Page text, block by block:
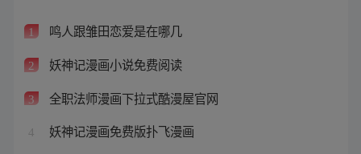
1 鸣人跟雏田恋爱是在哪几
2 妖神记漫画小说免费阅读
3 全职法师漫画下拉式酷漫屋官网
4 妖神记漫画免费版扑飞漫画